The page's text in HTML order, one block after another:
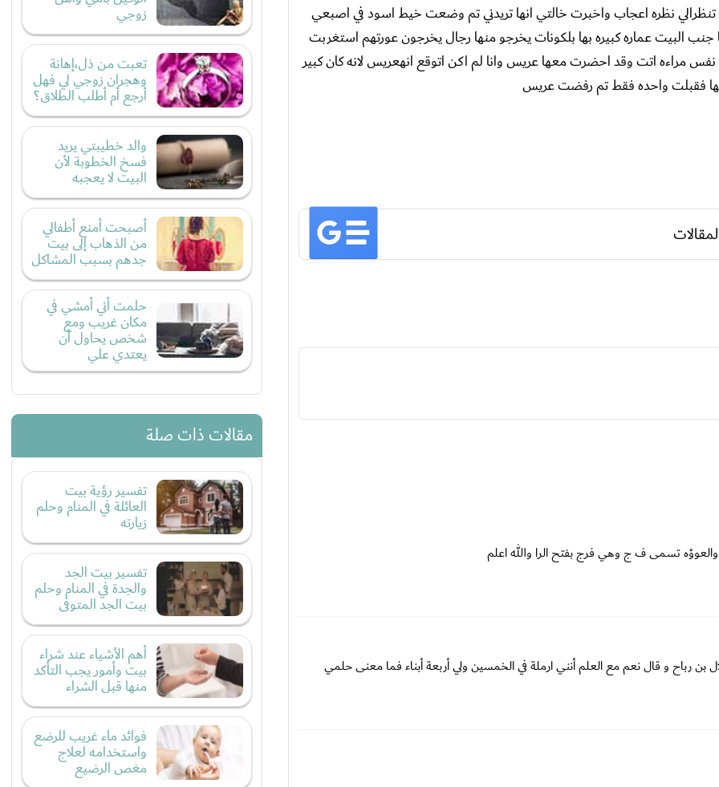
نظره اعجاب واخبرت خالتي انها تريدني تم وضعت خيط اسود في اصبعي
البيت عماره كبيره بها بلكونات يخرجو منها رجال يخرجون عورتهم استغربت
اتت وقد احضرت معها عريس وانا لم اكن اتوقع انهعريس لانه كان كبير
فقبلت واحده فقط تم رفضت عريس
والعوؤه تسمى ف ج وهي فرج بفتح الرا والله اعلم
بن رباح و قال نعم مع العلم أنني ارملة في الخمسين ولي أربعة أبناء فما معنى حلمي
زوجي
تعبت من ذل،إهانة
وهجران زوجي لي فهل
أرجع أم أطلب الطلاق؟
والد خطيبتي يريد
فسخ الخطوبة لأن
البيت لا يعجبه
أصبحت أمنع أطفالي
من الذهاب إلى بيت
جدهم بسبب المشاكل
حلمت أني أمشي في
مكان غريب ومع
شخص يحاول أن
يعتدي علي
مقالات ذات صلة
تفسير رؤية بيت
العائلة في المنام وحلم
زيارته
تفسير بيت الجد
والجدة في المنام وحلم
بيت الجد المتوفى
أهم الأشياء عند شراء
بيت وأمور يجب التأكد
منها قبل الشراء
فوائد ماء غريب للرضع
واستخدامه لعلاج
مغص الرضيع